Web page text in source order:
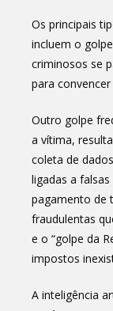
Os principais
incluem o
criminosos se
para
Outro golpe
a vítima,
coleta de
ligadas a
pagamento de
fraudulentas
e o “golpe da
impostos
A inteligência